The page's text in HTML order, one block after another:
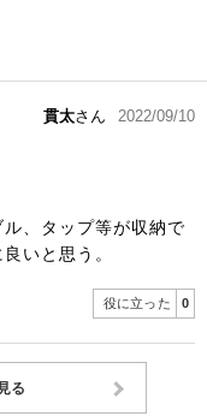
貫太さん 2022/09/10
、タップ等が収納で
いと思う。
役に立った 0
る